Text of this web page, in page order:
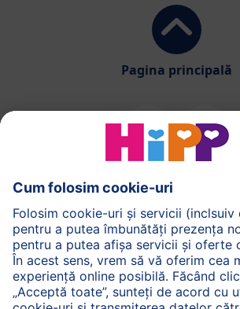
Pagina principală
HiPP Alimentatia
HiPP Produse
HiPP Ingrijirea pielii
HiPP
Politica de confidențialitate și termeni
utilizare